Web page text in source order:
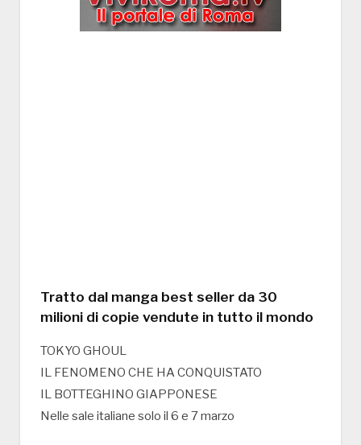
Tratto dal manga best seller da 30
milioni di copie vendute in tutto il mondo
TOKYO GHOUL
IL FENOMENO CHE HA CONQUISTATO
IL BOTTEGHINO GIAPPONESE
Nelle sale italiane solo il 6 e 7 marzo